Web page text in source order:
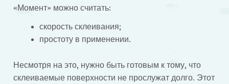
«Момент» можно считать:
скорость склеивания;
простоту в применении.
Несмотря на это, нужно быть готовым к тому, что
склеиваемые поверхности не прослужат долго. Этот